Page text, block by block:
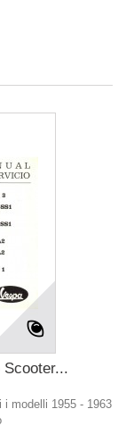
i modelli 1955 - 1963